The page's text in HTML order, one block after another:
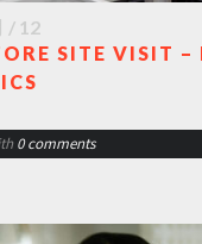
/ 12
SITE VISIT –
0 comments